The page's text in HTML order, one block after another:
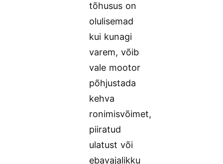
tõhusus on
olulisemad
kui kunagi
varem, võib
vale mootor
põhjustada
kehva
ronimisvõimet,
piiratud
ulatust või
ebavajalikku